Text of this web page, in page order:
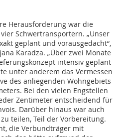
Herausforderung war die
Schwertransportern. „Unser
geplant und vorausgedacht“,
Karadza. „Über zwei Monate
intensiv geplant
unter anderem das Vermessen
des anliegenden Wohngebiets
Bei den vielen Engstellen
Zentimeter entscheidend für
Darüber hinaus war auch
teilen, Teil der Vorbereitung.
die Verbundträger mit